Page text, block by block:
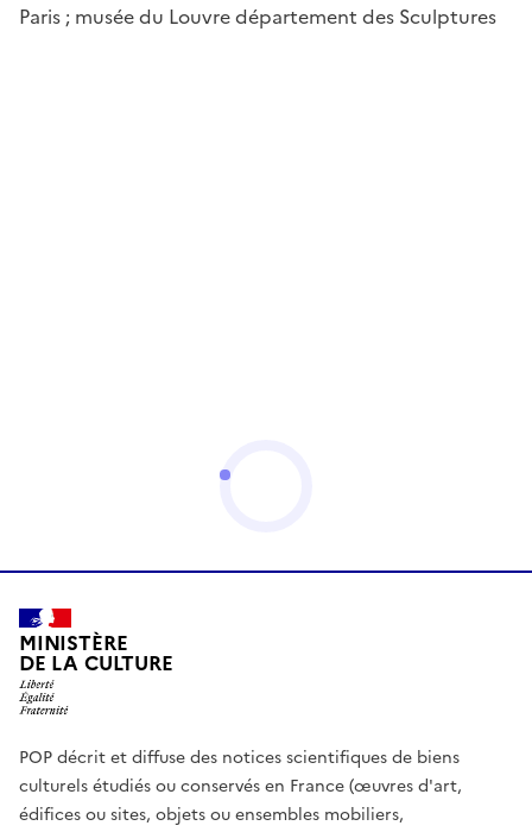
Paris ; musée du Louvre département des Sculptures
MINISTÈRE
DE LA CULTURE
POP décrit et diffuse des notices scientifiques de biens
culturels étudiés ou conservés en France (œuvres d'art,
édifices ou sites, objets ou ensembles mobiliers,